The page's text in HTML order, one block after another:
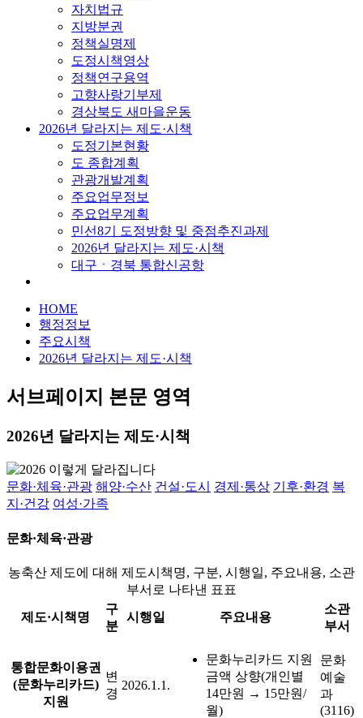
자치법규
지방분권
정책실명제
도정시책영상
정책연구용역
고향사랑기부제
경상북도 새마을운동
2026년 달라지는 제도·시책
도정기본현황
도 종합계획
관광개발계획
주요업무정보
주요업무계획
민선8기 도정방향 및 중점추진과제
2026년 달라지는 제도·시책
대구ㆍ경북 통합신공항
HOME
행정정보
주요시책
2026년 달라지는 제도·시책
서브페이지 본문 영역
2026년 달라지는 제도·시책
문화·체육·관광 해양·수산 건설·도시 경제·통상 기후·환경 복
지·건강 여성·가족
문화·체육·관광
농축산 제도에 대해 제도시책명, 구분, 시행일, 주요내용, 소관
부서로 나타낸 표표
제도·시책명
구
분
시행일 주요내용
소관
부서
통합문화이용권
(문화누리카드)
지원
변
경
2026.1.1.
문화누리카드 지원
금액 상향(개인별
14만원 → 15만원/
월)
문화
예술
과
(3116)